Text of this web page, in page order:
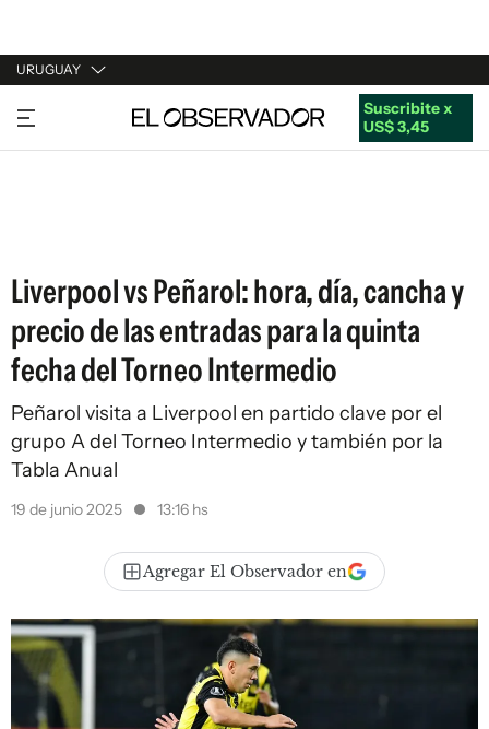
URUGUAY
URUGUAY
ARGENTINA
Suscribite x
US$ 3,45
Liverpool vs Peñarol: hora, día, cancha y
precio de las entradas para la quinta
fecha del Torneo Intermedio
Peñarol visita a Liverpool en partido clave por el
grupo A del Torneo Intermedio y también por la
Tabla Anual
19 de junio 2025 13:16 hs
Agregar El Observador en